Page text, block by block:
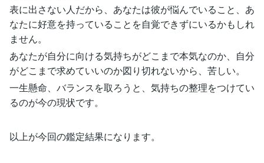
表に出さない人だから、あなたは彼が悩んでいること、あ
なたに好意を持っていることを自覚できずにいるかもしれ
ません。
あなたが自分に向ける気持ちがどこまで本気なのか、自分
がどこまで求めていいのか図り切れないから、苦しい。
一生懸命、バランスを取ろうと、気持ちの整理をつけてい
るのが今の現状です。
以上が今回の鑑定結果になります。